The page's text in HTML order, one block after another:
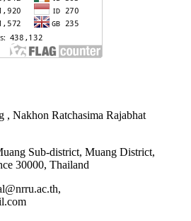
Nakhon Ratchasima Rajabhat
Sub-district, Muang District,
30000, Thailand